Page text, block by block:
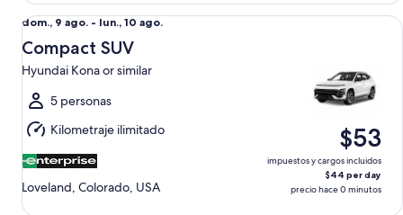
Del
dom.,
9
ago.
al
lun.,
10
ago.
dom., 9 ago. - lun., 10 ago.
Compact SUV
Hyundai Kona or similar
5 personas
Kilometraje ilimitado
Loveland, Colorado, USA
$53
impuestos y cargos incluidos
$44 per day
precio hace 0 minutos
Compact SUV Hyundai Kona or similar